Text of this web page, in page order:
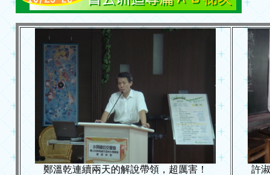
鄭溫乾連續兩天的解說帶領，超厲害！ 許